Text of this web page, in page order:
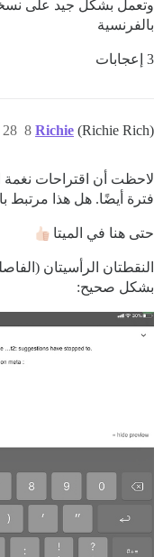
بالفرنسية
3 إعجابات
Richie (Richie Rich) 28 يونيو 2020، 5:15م 8
لاحظت أن اقتراحات نغمة
فترة أيضًا. هل هذا مرتبط
حتى هنا في الميتا
النقطتان الرأسيتان
بشكل صحيح: